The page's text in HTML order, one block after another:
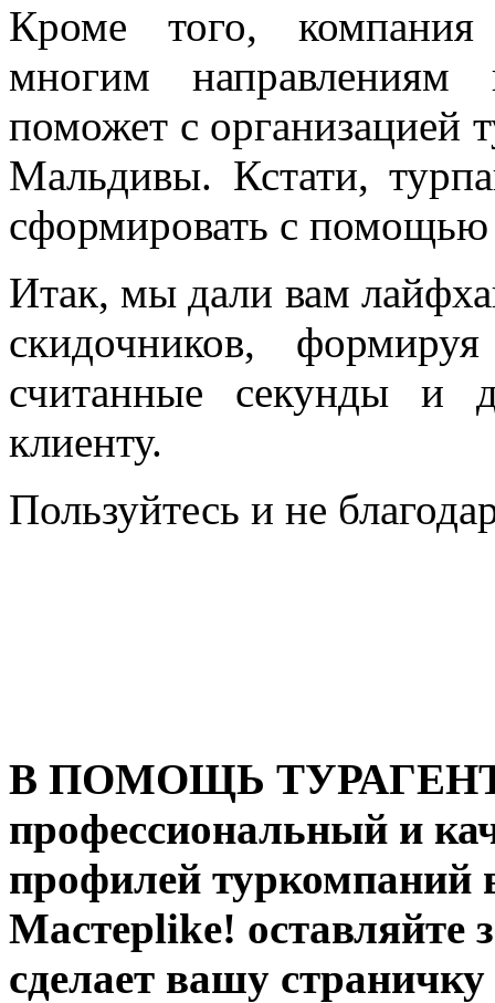
Кроме того, компания
многим
поможет с организацией
Мальдивы. Кстати,
сформировать с
Итак, мы дали вам
скидочников,
считанные секунды и
клиенту.
Пользуйтесь и не
В ПОМОЩЬ
профессиональный и
профилей туркомпаний
Мастерlike! оставляйте
сделает вашу